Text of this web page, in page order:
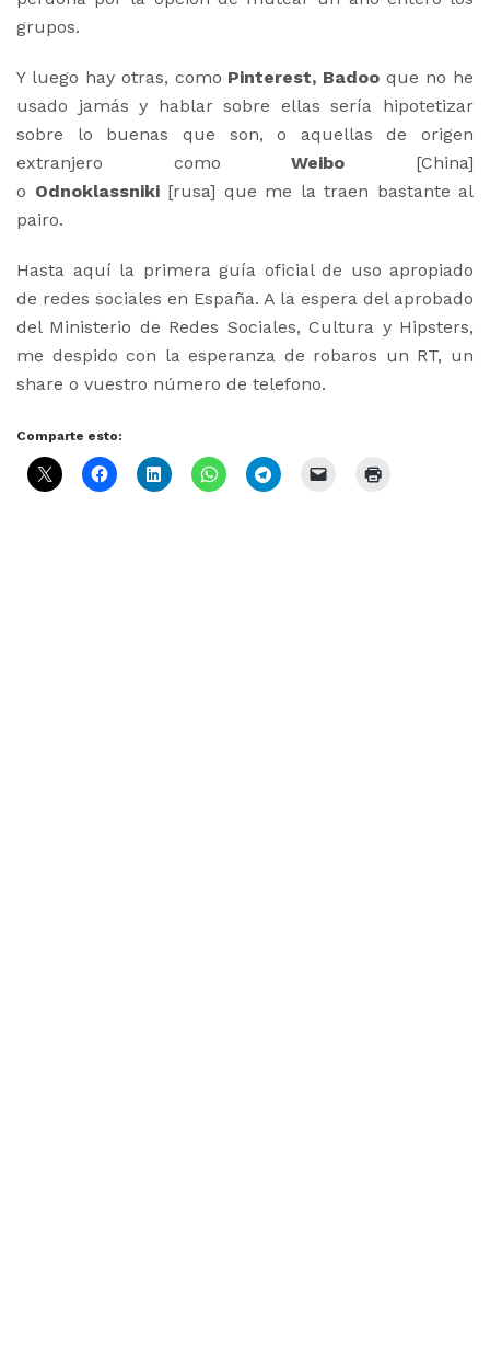
grupos.
Y luego hay otras, como Pinterest, Badooque no he
usado jamás y hablar sobre ellas sería hipotetizar
sobre lo buenas que son, o aquellas de origen
extranjero comoWeibo [China]
o Odnoklassniki [rusa] que me la traen bastante al
pairo.
Hasta aquí la primera guía oficial de uso apropiado
de redes sociales en España. A la espera del aprobado
del Ministerio de Redes Sociales, Cultura y Hipsters,
me despido con la esperanza de robaros un RT, un
share o vuestro número de telefono.
Comparte esto: